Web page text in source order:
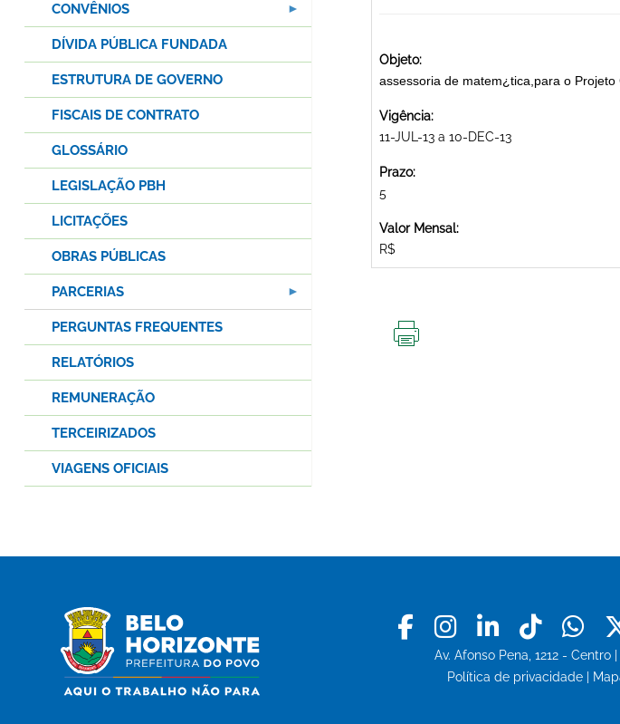
Objeto:
assessoria de matem¿tica,para o
Vigência:
11-JUL-13 a 10-DEC-13
Prazo:
5
Valor Mensal:
R$
CONVÊNIOS
DÍVIDA PÚBLICA FUNDADA
ESTRUTURA DE GOVERNO
FISCAIS DE CONTRATO
GLOSSÁRIO
LEGISLAÇÃO PBH
LICITAÇÕES
OBRAS PÚBLICAS
PARCERIAS
PERGUNTAS FREQUENTES
RELATÓRIOS
REMUNERAÇÃO
TERCEIRIZADOS
VIAGENS OFICIAIS
Facebook
Instagram
LinkedinTiktok
Av. Afonso Pena, 1212 - Centro
Política de privacidade